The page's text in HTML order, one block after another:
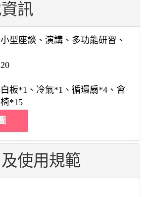
訊
型座談、演講、多功能研習、
板*1、冷氣*1、循環扇*4、會
*15
使用規範